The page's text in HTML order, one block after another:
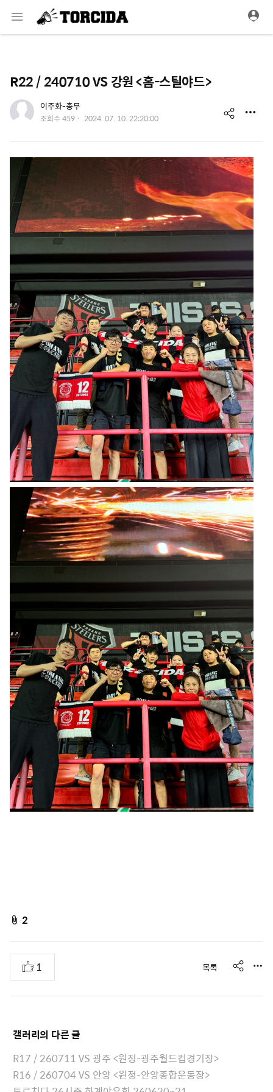
메
R22 / 240710 VS 강원 <홈-스틸야드>
유저 이미지이주화-총무
조회수459
작
2024. 07. 10. 22:20:00
s
a
r
e
f
l
e
a
c
h
2
추
천
1 목록
s
갤러리의 다른 글
R17 / 260711 VS 광주 <원정-광주월드컵경기장>
R16 / 260704 VS 안양 <원정-안양종합운동장>